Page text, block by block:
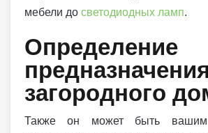
мебели до светодиодных ламп.
Определение
предназначения
загородного
Также он может быть вашим